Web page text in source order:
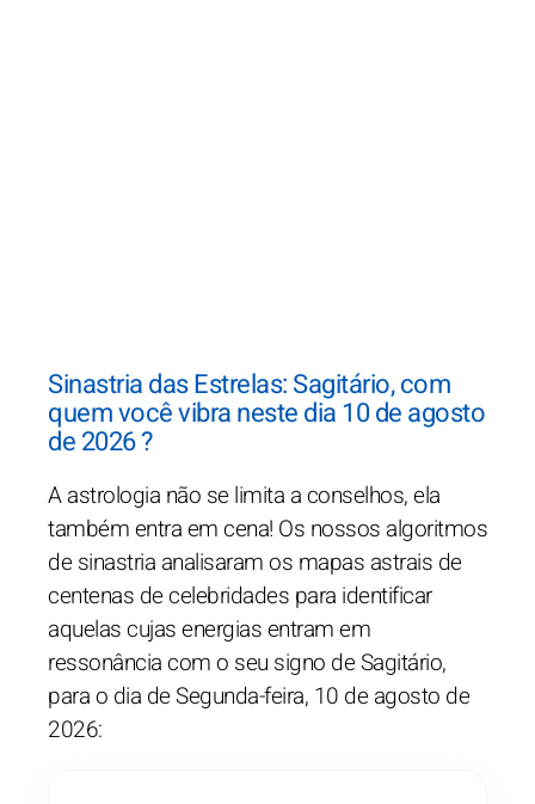
Sinastria das Estrelas: Sagitário, com
quem você vibra neste dia 10 de agosto
de 2026 ?
A astrologia não se limita a conselhos, ela
também entra em cena! Os nossos algoritmos
de sinastria analisaram os mapas astrais de
centenas de celebridades para identificar
aquelas cujas energias entram em
ressonância com o seu signo de Sagitário,
para o dia de Segunda-feira, 10 de agosto de
2026: